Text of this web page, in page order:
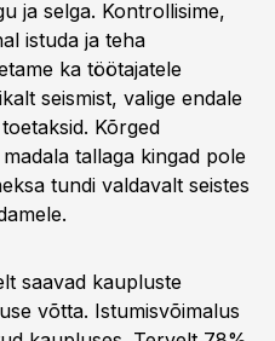
ja selga. Kontrollisime,
istuda ja teha
ka töötajatele
seismist, valige endale
Kõrged
tallaga kingad pole
tundi valdavalt seistes
saavad kaupluste
võtta. Istumisvõimalus